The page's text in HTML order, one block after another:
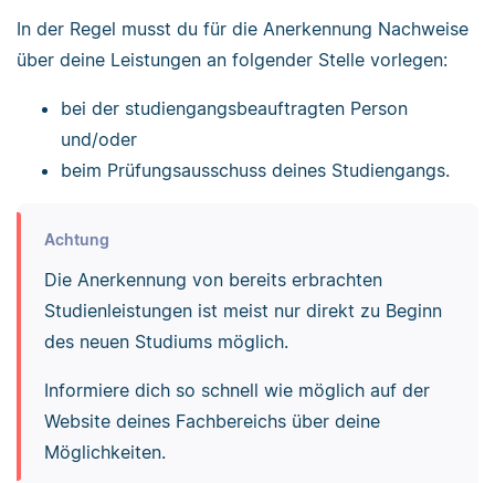
In der Regel musst du für die Anerkennung Nachweise
über deine Leistungen an folgender Stelle vorlegen:
bei der studiengangsbeauftragten Person
und/oder
beim Prüfungsausschuss deines Studiengangs.
Achtung
Die Anerkennung von bereits erbrachten
Studienleistungen ist meist nur direkt zu Beginn
des neuen Studiums möglich.
Informiere dich so schnell wie möglich auf der
Website deines Fachbereichs über deine
Möglichkeiten.